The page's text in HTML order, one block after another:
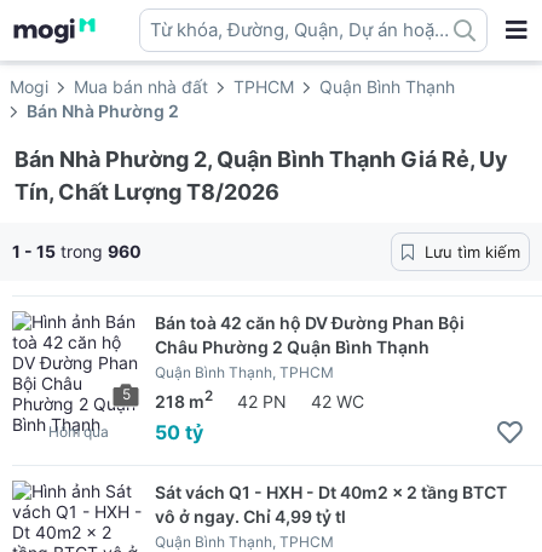
Từ khóa, Đường, Quận, Dự án hoặc
địa danh ...
Mogi Mua bán nhà đất TPHCM
Quận Bình Thạnh
Bán Nhà Phường 2
Bán Nhà Phường 2, Quận Bình Thạnh Giá Rẻ, Uy
Tín, Chất Lượng T8/2026
1 - 15 trong 960 Lưu tìm kiếm
5
Bán toà 42 căn hộ DV Đường Phan Bội
Châu Phường 2 Quận Bình Thạnh
Quận Bình Thạnh, TPHCM
218 m2 42 PN 42 WC
50 tỷ
Hôm qua
Sát vách Q1 - HXH - Dt 40m2 x 2 tầng BTCT
vô ở ngay. Chỉ 4,99 tỷ tl
Quận Bình Thạnh, TPHCM